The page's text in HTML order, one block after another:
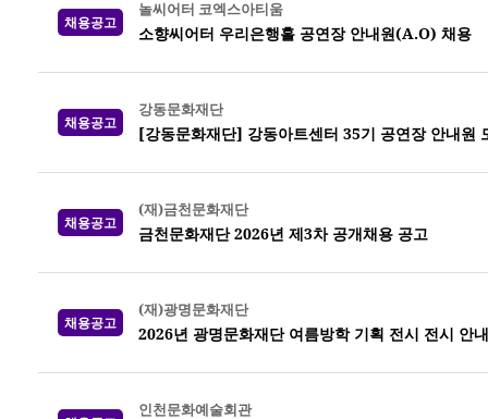
채용공고
놀씨어터 코엑스아티움
소향씨어터 우리은행홀 공연장 안내원(A.O) 채용
채용공고
강동문화재단
[강동문화재단] 강동아트센터 35기 공연장 안내원
채용공고
(재)금천문화재단
금천문화재단 2026년 제3차 공개채용 공고
채용공고
(재)광명문화재단
2026년 광명문화재단 여름방학 기획 전시 전시 안
인천문화예술회관